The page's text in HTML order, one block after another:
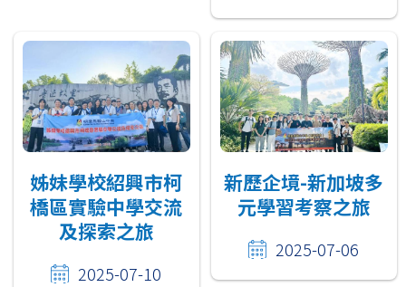
姊妹學校紹興市柯
橋區實驗中學交流
及探索之旅
2025-07-10
新歷企境-新加坡多
元學習考察之旅
2025-07-06